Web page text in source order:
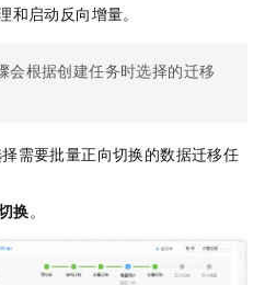
启动反向增量。
会根据创建任务时选择的迁移
需要批量正向切换的数据迁移任
换。